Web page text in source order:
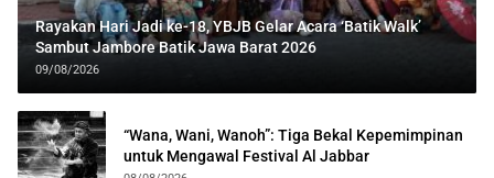
Rayakan Hari Jadi ke-18, YBJB Gelar Acara ‘Batik Walk’
Sambut Jambore Batik Jawa Barat 2026
09/08/2026
“Wana, Wani, Wanoh”: Tiga Bekal Kepemimpinan
untuk Mengawal Festival Al Jabbar